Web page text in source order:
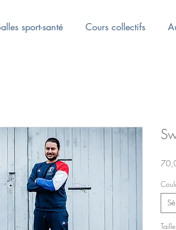
sport-santé Cours collectifs
Taille